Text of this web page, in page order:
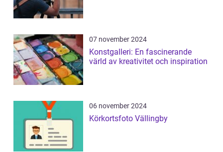
07 november 2024
Konstgalleri: En fascinerande
värld av kreativitet och inspiration
06 november 2024
Körkortsfoto Vällingby